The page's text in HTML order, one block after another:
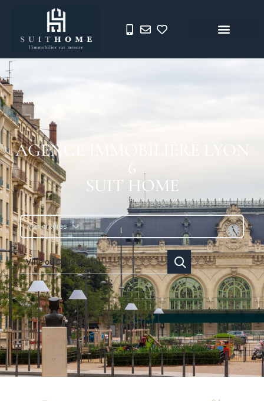
AGENCE IMMOBILIÈRE LYON
6
SUIT HOME
Vos critères